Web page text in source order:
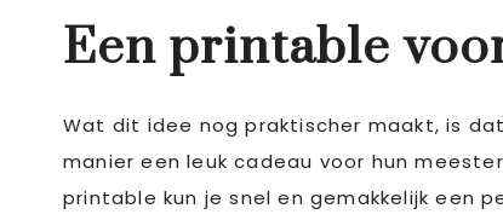
Een printable
Wat dit idee nog praktischer maakt, is
manier een leuk cadeau voor hun
printable kun je snel en gemakkelijk een